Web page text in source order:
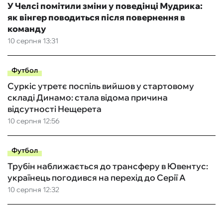
10 серпня 13:31
У Челсі помітили зміни у поведінці Мудрика:
як вінгер поводиться після повернення в
команду
Футбол
10 серпня 12:56
Суркіс утретє поспіль вийшов у стартовому
складі Динамо: стала відома причина
відсутності Нещерета
Футбол
10 серпня 12:32
Трубін наближається до трансферу в Ювентус:
українець погодився на перехід до Серії А